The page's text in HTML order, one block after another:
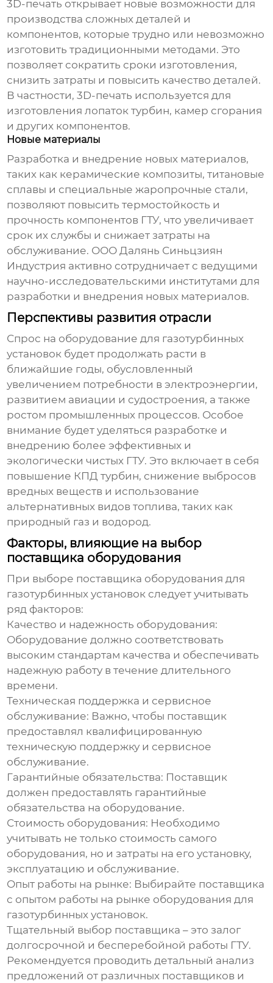
3D-печать открывает новые возможности для
производства сложных деталей и
компонентов, которые трудно или невозможно
изготовить традиционными методами. Это
позволяет сократить сроки изготовления,
снизить затраты и повысить качество деталей.
В частности, 3D-печать используется для
изготовления лопаток турбин, камер сгорания
и других компонентов.
Новые материалы
Разработка и внедрение новых материалов,
таких как керамические композиты, титановые
сплавы и специальные жаропрочные стали,
позволяют повысить термостойкость и
прочность компонентов ГТУ, что увеличивает
срок их службы и снижает затраты на
обслуживание. ООО Далянь Синьцзиян
Индустрия активно сотрудничает с ведущими
научно-исследовательскими институтами для
разработки и внедрения новых материалов.
Перспективы развития отрасли
Спрос на оборудование для газотурбинных
установок будет продолжать расти в
ближайшие годы, обусловленный
увеличением потребности в электроэнергии,
развитием авиации и судостроения, а также
ростом промышленных процессов. Особое
внимание будет уделяться разработке и
внедрению более эффективных и
экологически чистых ГТУ. Это включает в себя
повышение КПД турбин, снижение выбросов
вредных веществ и использование
альтернативных видов топлива, таких как
природный газ и водород.
Факторы, влияющие на выбор
поставщика оборудования
При выборе поставщика оборудования для
газотурбинных установок следует учитывать
ряд факторов:
Качество и надежность оборудования:
Оборудование должно соответствовать
высоким стандартам качества и обеспечивать
надежную работу в течение длительного
времени.
Техническая поддержка и сервисное
обслуживание: Важно, чтобы поставщик
предоставлял квалифицированную
техническую поддержку и сервисное
обслуживание.
Гарантийные обязательства: Поставщик
должен предоставлять гарантийные
обязательства на оборудование.
Стоимость оборудования: Необходимо
учитывать не только стоимость самого
оборудования, но и затраты на его установку,
эксплуатацию и обслуживание.
Опыт работы на рынке: Выбирайте поставщика
с опытом работы на рынке оборудования для
газотурбинных установок.
Тщательный выбор поставщика – это залог
долгосрочной и бесперебойной работы ГТУ.
Рекомендуется проводить детальный анализ
предложений от различных поставщиков и